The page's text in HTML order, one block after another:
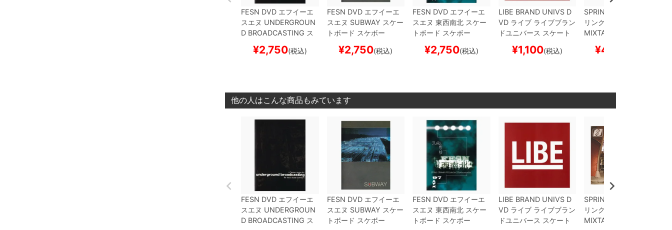
FESN DVD エフイーエ
スエヌ UNDERGROUN
D BROADCASTING ス
¥2,750(税込)
FESN DVDエフイーエ
スエヌ SUBWAY スケー
トボード スケボー
¥2,750(税込)
FESN DVD エフイーエ
スエヌ 東西南北 スケー
トボード スケボー
¥2,750(税込)
LIBE BRAND UNIVSD
VDライブライブブラン
ドユニバース スケート
¥1,100(税込)
SPRINKLES
リンクルズ
MIXTAPE
¥4,400
他の人はこんな商品もみています
FESN DVD エフイーエ
スエヌ UNDERGROUN
D BROADCASTING ス
FESN DVDエフイーエ
スエヌ SUBWAY スケー
トボード スケボー
FESN DVD エフイーエ
スエヌ 東西南北 スケー
トボード スケボー
LIBE BRAND UNIVSD
VDライブライブブラン
ドユニバース スケート
SPRINKLES
リンクルズ
MIXTAPE